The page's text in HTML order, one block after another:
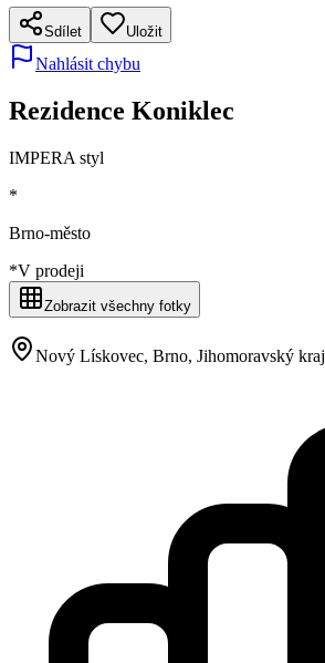
Sdílet Uložit
Nahlásit chybu
Rezidence Koniklec
IMPERA styl
*
Brno-město
*V prodeji
Zobrazit všechny fotky
Nový Lískovec, Brno, Jihomoravský kraj